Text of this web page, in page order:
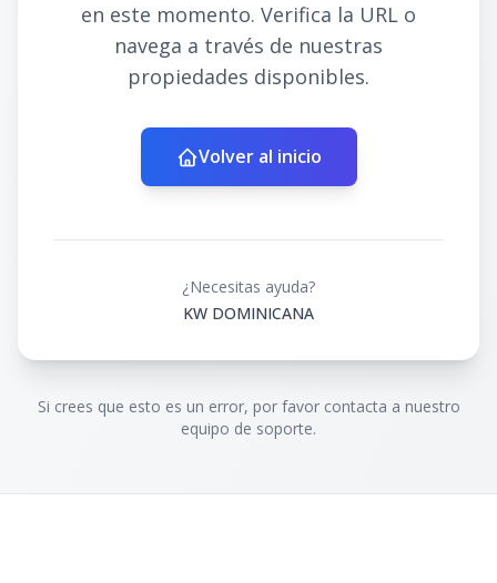
en este momento. Verifica la URL o
navega a través de nuestras
propiedades disponibles.
Volver al inicio
¿Necesitas ayuda?
KW DOMINICANA
Si crees que esto es un error, por favor contacta a nuestro
equipo de soporte.